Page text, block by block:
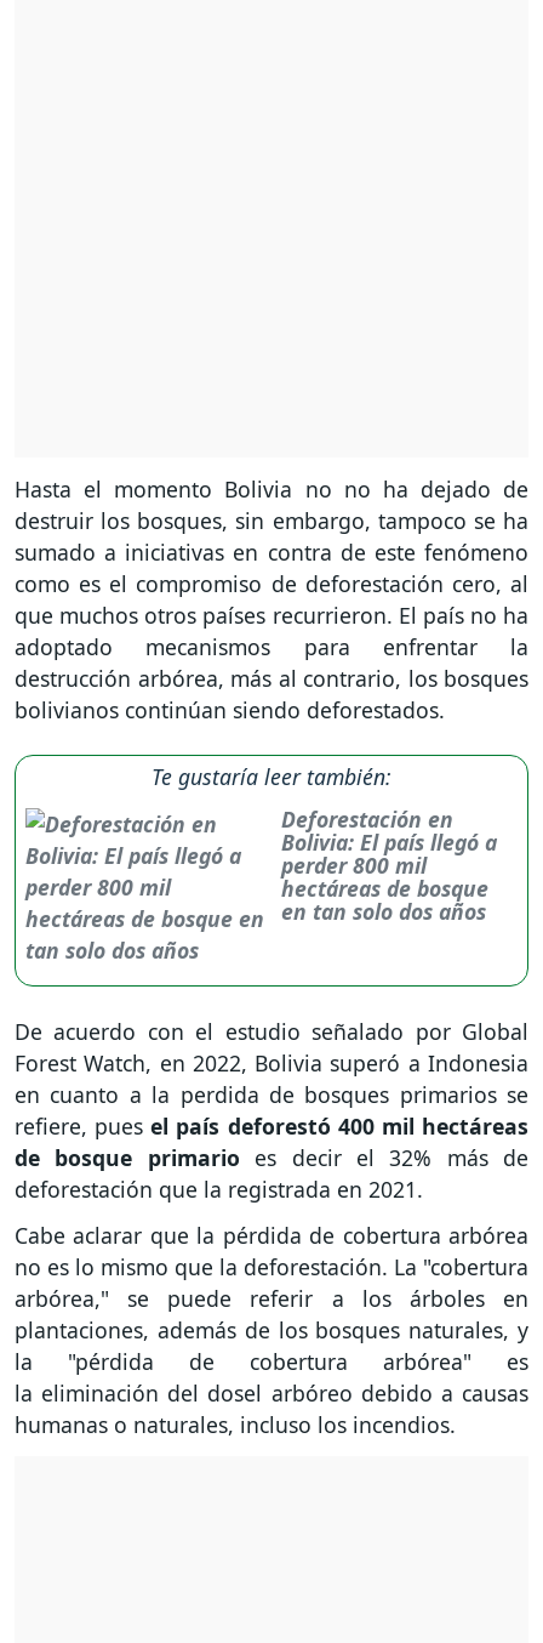
Hasta el momento Bolivia no no ha dejado de
destruir los bosques, sin embargo, tampoco se ha
sumado a iniciativas en contra de este fenómeno
como es el compromiso de deforestación cero, al
que muchos otros países recurrieron. El país no ha
adoptado mecanismos para enfrentar la
destrucción arbórea, más al contrario, los bosques
bolivianos continúan siendo deforestados.
Te gustaría leer también:
Deforestación en
Bolivia: El país llegó a
perder 800 mil
hectáreas de bosque
en tan solo dos años
De acuerdo con el estudio señalado por Global
Forest Watch, en 2022, Bolivia superó a Indonesia
en cuanto a la perdida de bosques primarios se
refiere, puesel país deforestó 400 mil hectáreas
de bosque primario es decir el 32% más de
deforestación que la registrada en 2021.
Cabe aclarar que la pérdida de cobertura arbórea
no es lo mismo que la deforestación. La "cobertura
arbórea," se puede referir a los árboles en
plantaciones, además de los bosques naturales, y
la "pérdida de cobertura arbórea" es
la eliminación del dosel arbóreo debido a causas
humanas o naturales, incluso los incendios.